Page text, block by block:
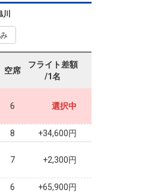
川
空席
フライト差額
/1名
6 選択中
8 +34,600円
7 +2,300円
6 +65,900円